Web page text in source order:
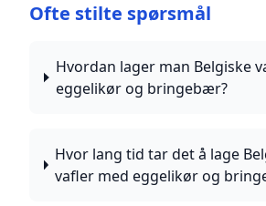
Ofte stilte spørsmål
Hvordan lager man Belgiske
eggelikør og bringebær?
Hvor lang tid tar det å lage
vafler med eggelikør og